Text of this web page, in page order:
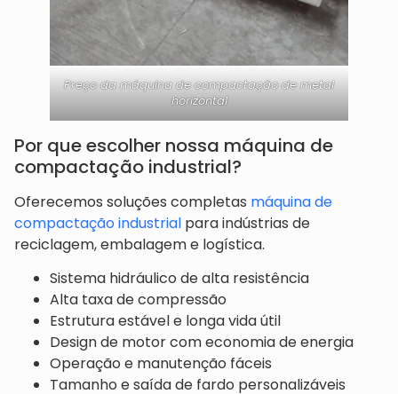
Preço da máquina de compactação de metal
horizontal
Por que escolher nossa máquina de
compactação industrial?
Oferecemos soluções completas máquina de
compactação industrial para indústrias de
reciclagem, embalagem e logística.
Sistema hidráulico de alta resistência
Alta taxa de compressão
Estrutura estável e longa vida útil
Design de motor com economia de energia
Operação e manutenção fáceis
Tamanho e saída de fardo personalizáveis